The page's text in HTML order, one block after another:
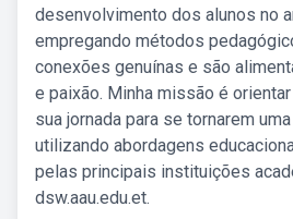
desenvolvimento dos alunos no
empregando métodos
conexões genuínas e são
e paixão. Minha missão é
sua jornada para se tornarem
utilizando abordagens
pelas principais instituições
dsw.aau.edu.et.